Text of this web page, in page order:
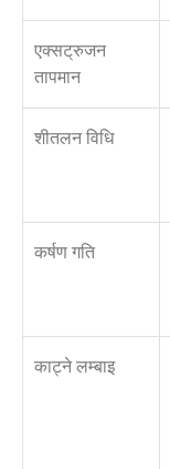
एक्सट्रुजन
तापमान
शीतलन विधि
कर्षण गति
काट्ने लम्बाइ